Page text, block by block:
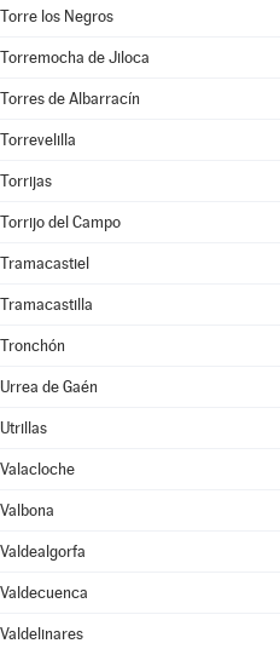
Torre los Negros
Torremocha de Jiloca
Torres de Albarracín
Torrevelilla
Torrijas
Torrijo del Campo
Tramacastiel
Tramacastilla
Tronchón
Urrea de Gaén
Utrillas
Valacloche
Valbona
Valdealgorfa
Valdecuenca
Valdelinares